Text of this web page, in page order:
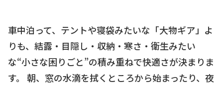
車中泊って、テントや寝袋みたいな「大物ギア」よ
りも、結露・目隠し・収納・寒さ・衛生みたい
な“小さな困りごと”の積み重ねで快適さが決まりま
す。 朝、窓の水滴を拭くところから始まったり、夜